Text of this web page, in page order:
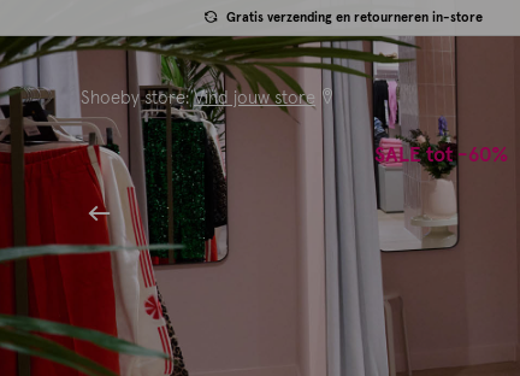
Gratis verzending en retourneren in-store
Shoeby store:Vind jouw store
SALE tot -60%